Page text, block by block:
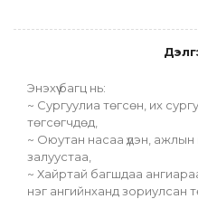
Энэхүү багц нь:
~ Сургуулиа төгсөн, их
төгсөгчдөд,
~ Оюутан насаа үдэн,
залуустаа,
~ Хайртай багшдаа
нэг ангийнханд зориулсан